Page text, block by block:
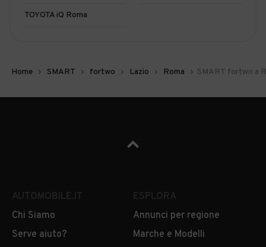
TOYOTA iQ Roma
Home SMART fortwo Lazio Roma SMART fortwo a
Chi Siamo
Serve aiuto?
Annunci per regione
Marche e Modelli